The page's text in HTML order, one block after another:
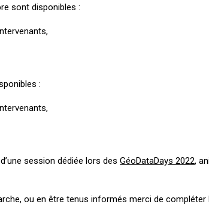
sont disponibles :
:
session dédiée lors desGéoDataDays 2022,
ou en être tenus informés merci de